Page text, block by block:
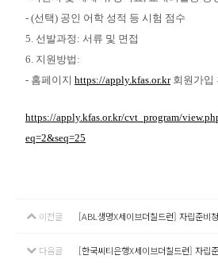
- (선택) 공인 어학 성적 등 시험 점수
5. 선발과정: 서류 및 면접
6. 지원방법:
- 홈페이지 https://apply.kfas.or.kr회원가입
https://apply.kfas.or.kr/cvt_program/
eq=2&seq=25
이전글
다음글